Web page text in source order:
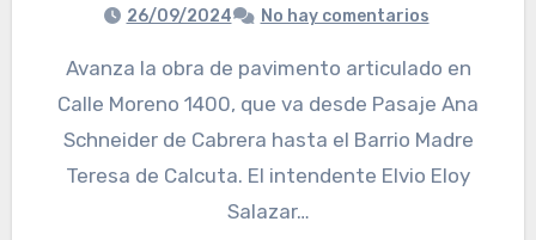
26/09/2024 No hay comentarios
Avanza la obra de pavimento articulado en
Calle Moreno 1400, que va desde Pasaje Ana
Schneider de Cabrera hasta el Barrio Madre
Teresa de Calcuta. El intendente Elvio Eloy
Salazar…